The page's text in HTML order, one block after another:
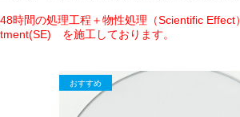
48時間の処理工程＋物性処理（Scientific
tment(SE) を施工しております。